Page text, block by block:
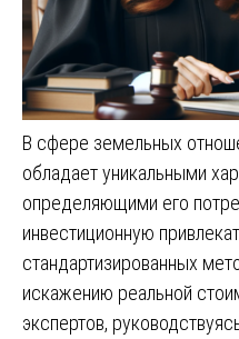
В сфере земельных
обладает уникальными
определяющими его
инвестиционную
стандартизированных
искажению реальной
экспертов,